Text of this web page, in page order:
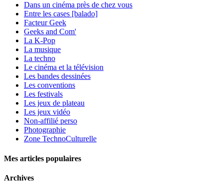
Dans un cinéma près de chez vous
Entre les cases [balado]
Facteur Geek
Geeks and Com'
La K-Pop
La musique
La techno
Le cinéma et la télévision
Les bandes dessinées
Les conventions
Les festivals
Les jeux de plateau
Les jeux vidéo
Non-affilié perso
Photographie
Zone TechnoCulturelle
Mes articles populaires
Archives